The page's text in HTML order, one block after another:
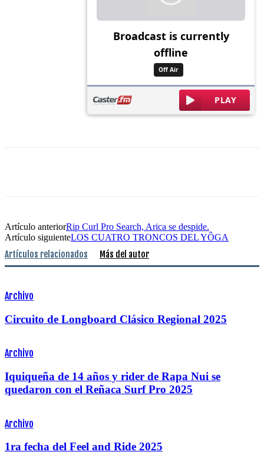
Artículo anteriorRip Curl Pro Search, Arica se despide.
Artículo siguienteLOS CUATRO TRONCOS DEL YÔGA
Artículos relacionados Más del autor
Archivo
Circuito de Longboard Clásico Regional 2025
Archivo
Iquiqueña de 14 años y rider de Rapa Nui se
quedaron con el Reñaca Surf Pro 2025
Archivo
1ra fecha del Feel and Ride 2025